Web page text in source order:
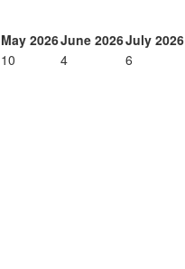
May 2026June 2026July 2026
10 4 6